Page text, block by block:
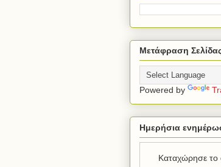
Μετάφραση
Powered by
Ημερήσια
Καταχώρησε